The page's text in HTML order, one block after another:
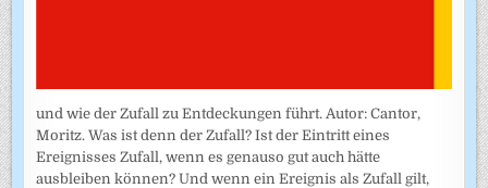
und wie der Zufall zu Entdeckungen führt. Autor: Cantor,
Moritz. Was ist denn der Zufall? Ist der Eintritt eines
Ereignisses Zufall, wenn es genauso gut auch hätte
ausbleiben können? Und wenn ein Ereignis als Zufall gilt,